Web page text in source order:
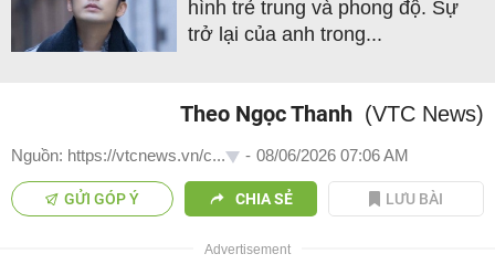
hình trẻ trung và phong độ. Sự
trở lại của anh trong...
Theo Ngọc Thanh (VTC News)
Nguồn: https://vtcnews.vn/c... - 08/06/2026 07:06 AM
GỬI GÓP Ý CHIA SẺ LƯU BÀI